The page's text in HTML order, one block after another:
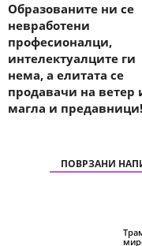
Образованите ни се
невработени
професионалци,
интелектуалците ги
нема, а елитата се
продавачи на ветер
магла и предавници!
ПОВРЗАНИ